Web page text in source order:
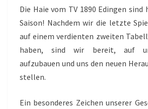
Die Haie vom TV 1890 Edingen sind
Saison! Nachdem wir die letzte
auf einem verdienten zweiten
haben, sind wir bereit, auf
aufzubauen und uns den neuen
stellen.
Ein besonderes Zeichen unserer